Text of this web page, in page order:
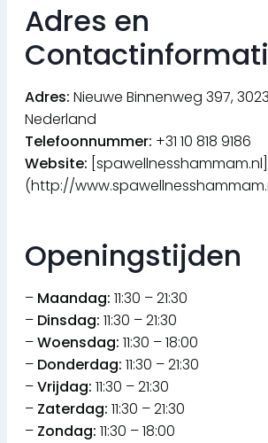
Adres en
Adres: Nieuwe Binnenweg 397,
Nederland
Telefoonnummer: +31 10 818 9186
Website: [spawellnesshammam.nl]
(http://
Openingstijden
– Maandag: 11:30 – 21:30
– Dinsdag: 11:30 – 21:30
–Woensdag: 11:30 – 18:00
– Donderdag: 11:30 – 21:30
–Vrijdag: 11:30 – 21:30
– Zaterdag: 11:30 – 21:30
– Zondag: 11:30 – 18:00